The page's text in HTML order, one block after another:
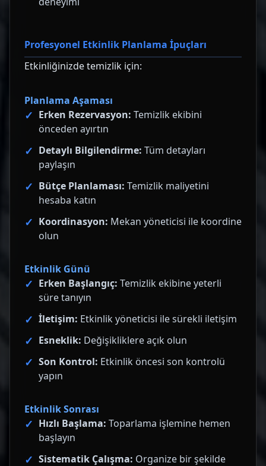
Profesyonel Etkinlik Planlama İpuçları
Etkinliğinizde temizlik için:
Planlama Aşaması
Erken Rezervasyon: Temizlik ekibini
önceden ayırtın
Detaylı Bilgilendirme: Tüm detayları
paylaşın
Bütçe Planlaması: Temizlik maliyetini
hesaba katın
Koordinasyon: Mekan yöneticisi ile koordine
olun
Etkinlik Günü
Erken Başlangıç: Temizlik ekibine yeterli
süre tanıyın
İletişim: Etkinlik yöneticisi ile sürekli iletişim
Esneklik: Değişikliklere açık olun
Son Kontrol: Etkinlik öncesi son kontrolü
yapın
Etkinlik Sonrası
Hızlı Başlama: Toparlama işlemine hemen
başlayın
Sistematik Çalışma: Organize bir şekilde